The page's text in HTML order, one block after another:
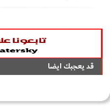
قد يعجبك ايضا